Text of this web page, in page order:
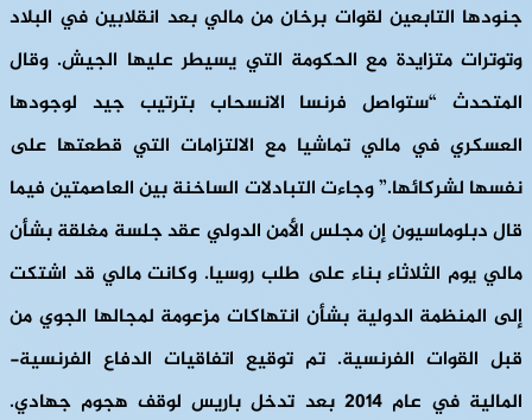
جنودها التابعين لقوات برخان من مالي بعد انقلابين في البلاد
وتوترات متزايدة مع الحكومة التي يسيطر عليها الجيش. وقال
المتحدث “ستواصل فرنسا الانسحاب بترتيب جيد لوجودها
العسكري في مالي تماشيا مع الالتزامات التي قطعتها على
نفسها لشركائها.” وجاءت التبادلات الساخنة بين العاصمتين فيما
قال دبلوماسيون إن مجلس الأمن الدولي عقد جلسة مغلقة بشأن
مالي يوم الثلاثاء بناء على طلب روسيا. وكانت مالي قد اشتكت
إلى المنظمة الدولية بشأن انتهاكات مزعومة لمجالها الجوي من
قبل القوات الفرنسية. تم توقيع اتفاقيات الدفاع الفرنسية-
المالية في عام 2014 بعد تدخل باريس لوقف هجوم جهادي.